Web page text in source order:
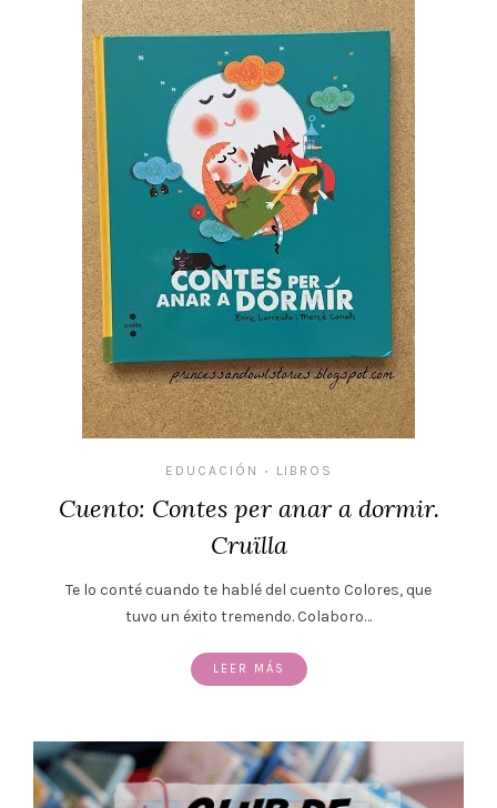
EDUCACIÓN • LIBROS
Cuento: Contes per anar a dormir.
Cruïlla
Te lo conté cuando te hablé del cuento Colores, que
tuvo un éxito tremendo. Colaboro…
LEER MÁS